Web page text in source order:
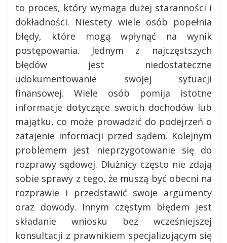
to proces, który wymaga dużej staranności i
dokładności. Niestety wiele osób popełnia
błędy, które mogą wpłynąć na wynik
postępowania. Jednym z najczęstszych
błędów jest niedostateczne
udokumentowanie swojej sytuacji
finansowej. Wiele osób pomija istotne
informacje dotyczące swoich dochodów lub
majątku, co może prowadzić do podejrzeń o
zatajenie informacji przed sądem. Kolejnym
problemem jest nieprzygotowanie się do
rozprawy sądowej. Dłużnicy często nie zdają
sobie sprawy z tego, że muszą być obecni na
rozprawie i przedstawić swoje argumenty
oraz dowody. Innym częstym błędem jest
składanie wniosku bez wcześniejszej
konsultacji z prawnikiem specjalizującym się